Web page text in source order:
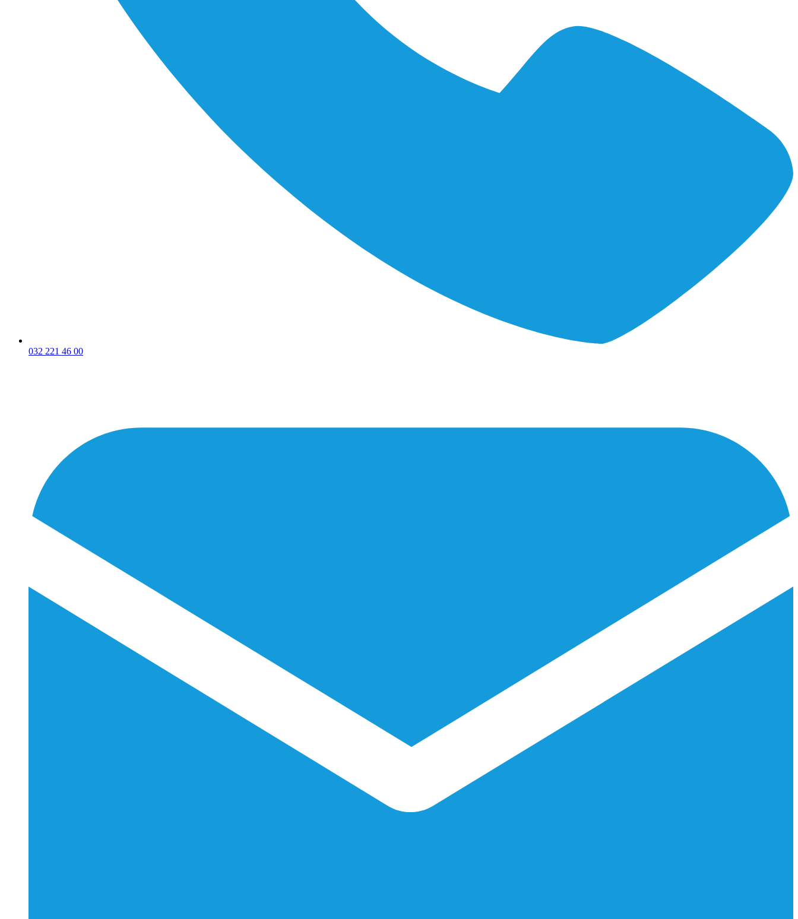
032 221 46 00